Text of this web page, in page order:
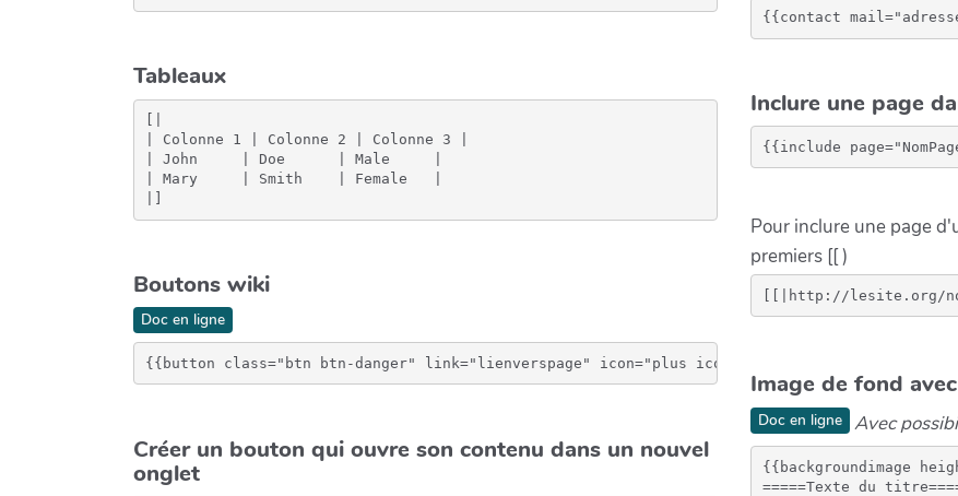
Tableaux
| Colonne 1 | Colonne 2 | Colonne 3 |
| John     | Doe      | Male     |
| Mary     | Smith    | Female   |
Boutons wiki
Doc en ligne
{{button class="btn btn-danger" link="lienverspage" icon="plus icon-white" text="votre
Créer un bouton qui ouvre son contenu dans un nouvel
onglet
{{contact
Inclure une page
Pour inclure une page
premiers [[ )
Image de fond
Doc en ligne Avec
{{backgroundimage
=====Texte du